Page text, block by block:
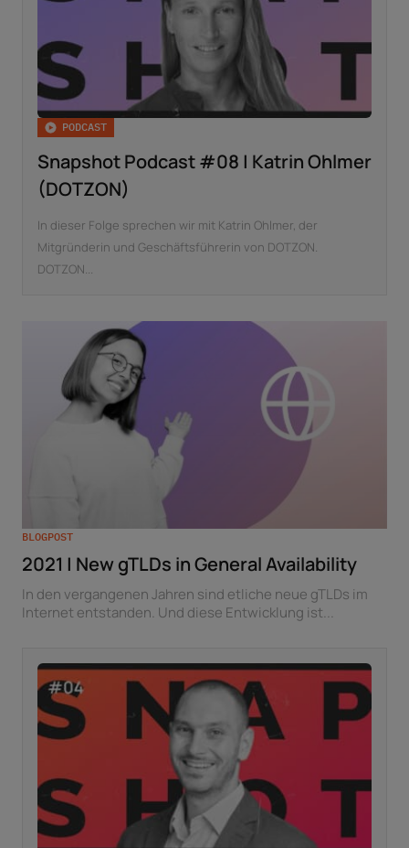
PODCAST
Snapshot Podcast #08 | Katrin Ohlmer
(DOTZON)
In dieser Folge sprechen wir mit Katrin Ohlmer, der
Mitgründerin und Geschäftsführerin von DOTZON.
DOTZON...
BLOGPOST
2021 | New gTLDs in General Availability
In den vergangenen Jahren sind etliche neue gTLDs im
Internet entstanden. Und diese Entwicklung ist...